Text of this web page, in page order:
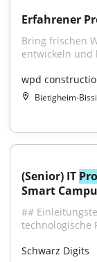
Erfahrener
Bring frischen
entwickeln und
wpd
Bietigheim-
(Senior) IT
Smart
##
technologische
Schwarz Digits